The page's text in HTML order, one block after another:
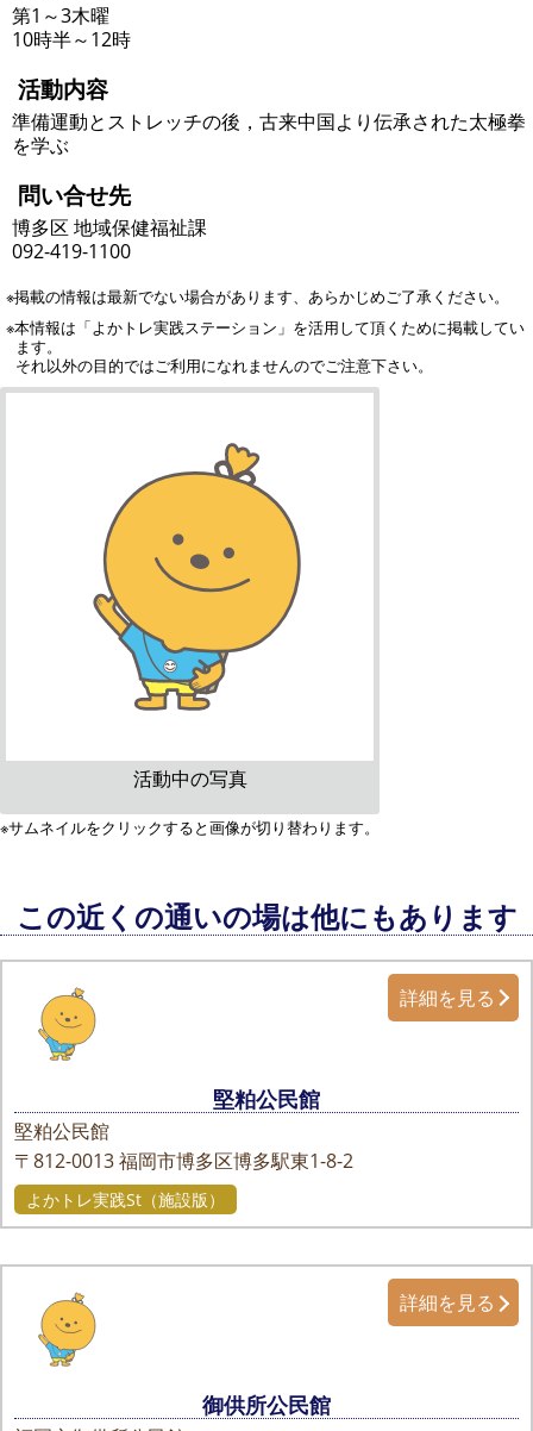
第1～3木曜
10時半～12時
活動内容
準備運動とストレッチの後，古来中国より伝承された太極拳
を学ぶ
問い合せ先
博多区 地域保健福祉課
092-419-1100
※掲載の情報は最新でない場合があります、あらかじめご了承ください。
※本情報は「よかトレ実践ステーション」を活用して頂くために掲載してい
ます。
それ以外の目的ではご利用になれませんのでご注意下さい。
活動中の写真
※サムネイルをクリックすると画像が切り替わります。
この近くの通いの場は他にもあります
堅粕公民館
堅粕公民館
〒812-0013福岡市博多区博多駅東1-8-2
詳細を見る
よかトレ実践St（施設版）
御供所公民館
詳細を見る